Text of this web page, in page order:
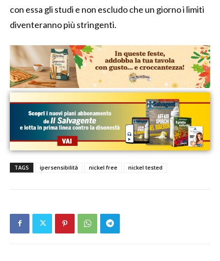
con essa gli studi e non escludo che un giorno i limiti
diventeranno più stringenti.
TAGS ipersensibilità nickel free nickel tested